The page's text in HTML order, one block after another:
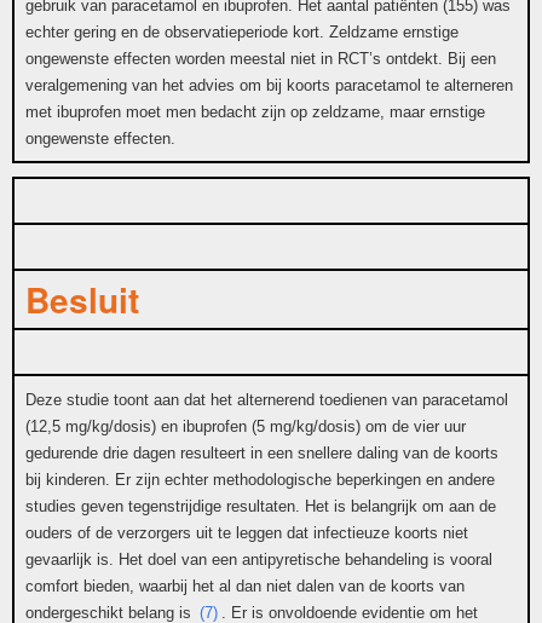
gebruik van paracetamol en ibuprofen. Het aantal patiënten (155) was
echter gering en de observatieperiode kort. Zeldzame ernstige
ongewenste effecten worden meestal niet in RCT’s ontdekt. Bij een
veralgemening van het advies om bij koorts paracetamol te alterneren
met ibuprofen moet men bedacht zijn op zeldzame, maar ernstige
ongewenste effecten.
Besluit
Deze studie toont aan dat het alternerend toedienen van paracetamol
(12,5 mg/kg/dosis) en ibuprofen (5 mg/kg/dosis) om de vier uur
gedurende drie dagen resulteert in een snellere daling van de koorts
bij kinderen. Er zijn echter methodologische beperkingen en andere
studies geven tegenstrijdige resultaten. Het is belangrijk om aan de
ouders of de verzorgers uit te leggen dat infectieuze koorts niet
gevaarlijk is. Het doel van een antipyretische behandeling is vooral
comfort bieden, waarbij het al dan niet dalen van de koorts van
ondergeschikt belang is (7)
. Er is onvoldoende evidentie om het